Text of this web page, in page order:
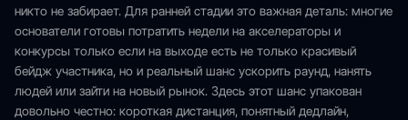
никто не забирает. Для ранней стадии это важная деталь: многие
основатели готовы потратить недели на акселераторы и
конкурсы только если на выходе есть не только красивый
бейдж участника, но и реальный шанс ускорить раунд, нанять
людей или зайти на новый рынок. Здесь этот шанс упакован
довольно честно: короткая дистанция, понятный дедлайн,